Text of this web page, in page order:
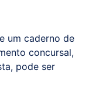
um caderno de
concursal,
pode ser